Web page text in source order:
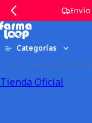
Envío
Categorías
Tienda Oficial